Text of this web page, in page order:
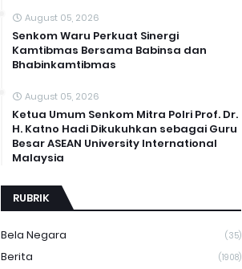
August 05, 2026
Senkom Waru Perkuat Sinergi
Kamtibmas Bersama Babinsa dan
Bhabinkamtibmas
August 05, 2026
Ketua Umum Senkom Mitra Polri Prof. Dr.
H. Katno Hadi Dikukuhkan sebagai Guru
Besar ASEAN University International
Malaysia
RUBRIK
Bela Negara (35)
Berita (1908)